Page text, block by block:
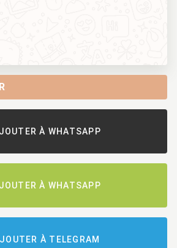
À WHATSAPP
À WHATSAPP
À TELEGRAM